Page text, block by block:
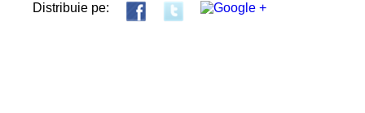
Distribuie pe: